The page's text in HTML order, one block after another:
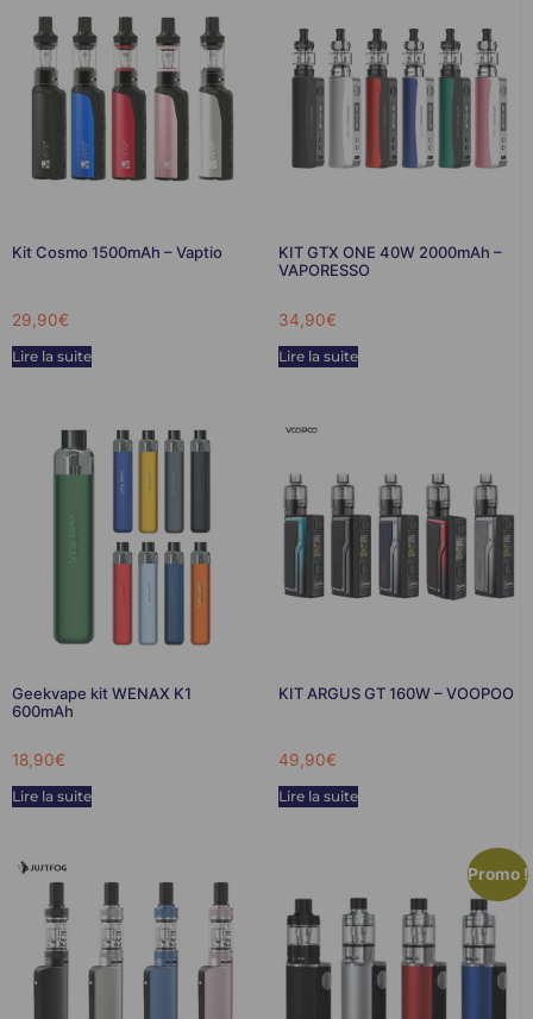
Kit Cosmo 1500mAh – Vaptio
29,90€
Lire la suite
KIT GTX ONE 40W 2000mAh –
VAPORESSO
34,90€
Lire la suite
Geekvape kit WENAX K1
600mAh
18,90€
Lire la suite
KIT ARGUS GT 160W – VOOPOO
49,90€
Lire la suite
Promo !